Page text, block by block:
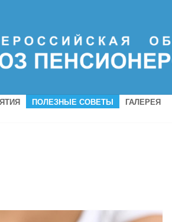
ПОЛЕЗНЫЕ СОВЕТЫ ГАЛЕРЕЯ